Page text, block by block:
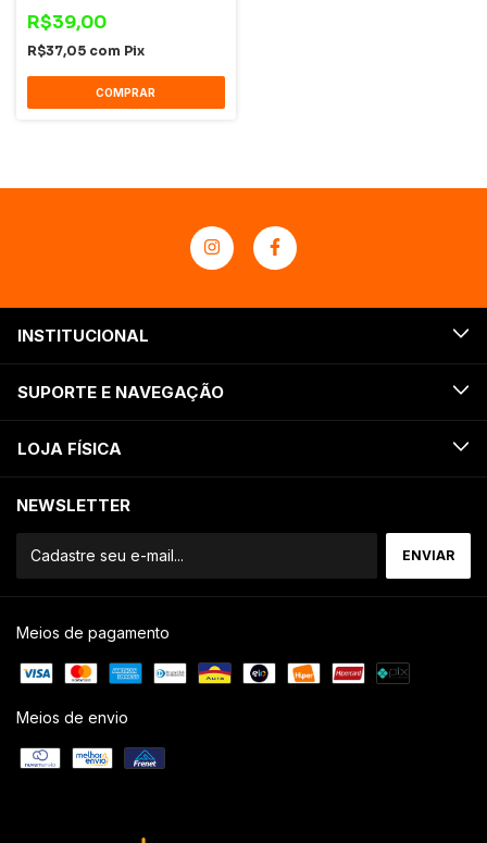
R$39,00
R$37,05 com Pix
COMPRAR
INSTITUCIONAL
SUPORTE E NAVEGAÇÃO
LOJA FÍSICA
NEWSLETTER
Meios de pagamento
Meios de envio